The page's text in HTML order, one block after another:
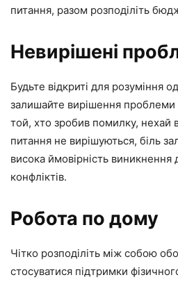
питання, разом розподіліть
Невирішені
Будьте відкриті для розуміння
залишайте вирішення проблеми
той, хто зробив помилку, нехай
питання не вирішуються, біль
висока ймовірність
конфліктів.
Робота по дому
Чітко розподіліть між собою
стосуватися підтримки